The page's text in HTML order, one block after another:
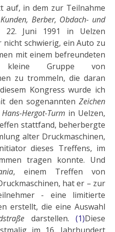
auf, in dem zur Teilnahme
Berber, Obdach- und
Juni 1991 in Uelzen
schwierig, ein Auto zu
mit einem be­freundeten
kleine Gruppe von
zu trommeln, die daran
Kongress wur­de ich
den sogenannten Zeichen
Hans-Hergot-Turm in Uelzen,
statt­fand, beherbergte
alter Druckmaschinen,
dieses Treffens, im
tra­gen konnte. Und
, einem Treffen von
hat er – zur
- eine limitierte
erstellt, die eine Aus­wahl
darstellen.(1)Diese